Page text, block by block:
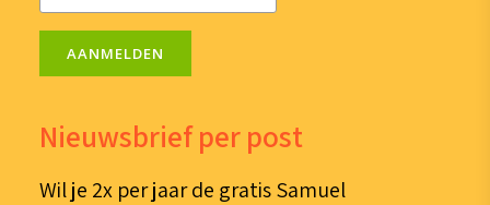
AANMELDEN
Nieuwsbrief per post
Wil je 2x per jaar de gratis Samuel